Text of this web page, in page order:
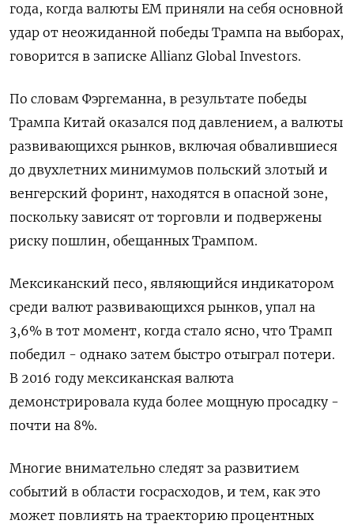
года, когда валюты EM приняли на себя основной
удар от неожиданной победы Трампа на выборах,
говорится в записке Allianz Global Investors.
По словам Фэргеманна, в результате победы
Трампа Китай оказался под давлением, а валюты
развивающихся рынков, включая обвалившиеся
до двухлетних минимумов польский злотый и
венгерский форинт, находятся в опасной зоне,
поскольку зависят от торговли и подвержены
риску пошлин, обещанных Трампом.
Мексиканский песо, являющийся индикатором
среди валют развивающихся рынков, упал на
3,6% в тот момент, когда стало ясно, что Трамп
победил - однако затем быстро отыграл потери.
В 2016 году мексиканская валюта
демонстрировала куда более мощную просадку -
почти на 8%.
Многие внимательно следят за развитием
событий в области госрасходов, и тем, как это
может повлиять на траекторию процентных